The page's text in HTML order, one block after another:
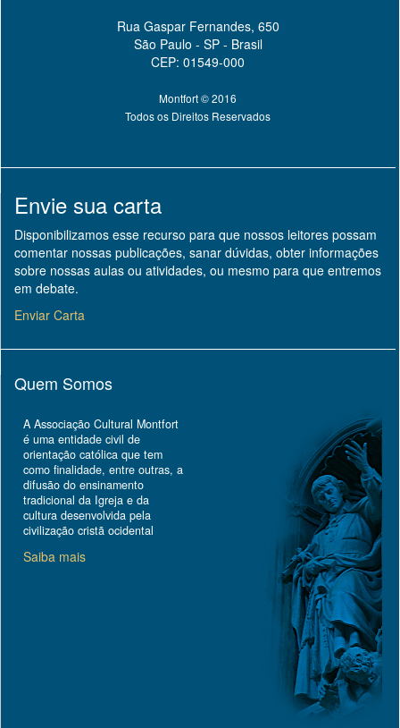
Rua Gaspar Fernandes, 650
São Paulo - SP - Brasil
CEP: 01549-000
Montfort © 2016
Todos os Direitos Reservados
Envie sua carta
Disponibilizamos esse recurso para que nossos leitores possam
comentar nossas publicações, sanar dúvidas, obter informações
sobre nossas aulas ou atividades, ou mesmo para que entremos
em debate.
Enviar Carta
Quem Somos
A Associação Cultural Montfort
é uma entidade civil de
orientação católica que tem
como finalidade, entre outras, a
difusão do ensinamento
tradicional da Igreja e da
cultura desenvolvida pela
civilização cristã ocidental
Saiba mais